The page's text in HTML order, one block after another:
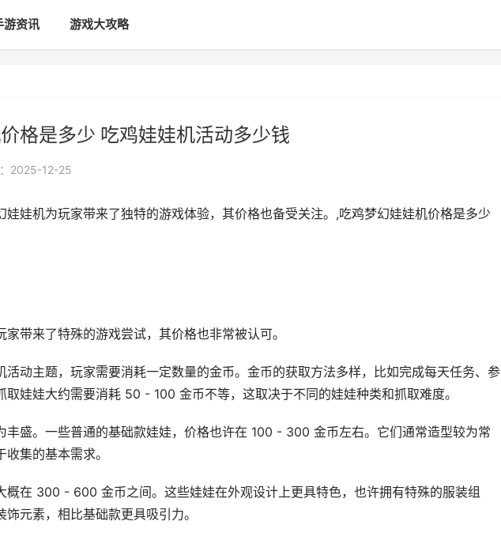
游资讯 游戏大攻略
格是多少 吃鸡娃娃机活动多少钱
2025-12-25
娃娃机为玩家带来了独特的游戏体验，其价格也备受关注。,吃鸡梦幻娃娃机价格是多少
带来了特殊的游戏尝试，其价格也非常被认可。
活动主题，玩家需要消耗一定数量的金币。金币的获取方法多样，比如完成每天任务、参
取娃娃大约需要消耗 50 - 100 金币不等，这取决于不同的娃娃种类和抓取难度。
丰盛。一些普通的基础款娃娃，价格也许在 100 - 300 金币左右。它们通常造型较为常
集的基本需求。
概在 300 - 600 金币之间。这些娃娃在外观设计上更具特色，也许拥有特殊的服装组
元素，相比基础款更具吸引力。